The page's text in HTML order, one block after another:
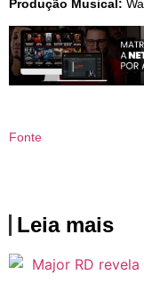
Produção Musical:
Fonte
Leia mais